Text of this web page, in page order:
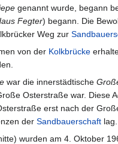
genannt wurde, begann
Fegter) begann. Die
Weg zur
von der Kolkbrücke
war die innerstädtische
Osterstraße war. Diese
erst nach der
der Sandbauerschaft lag.
wurden am 4. Oktober